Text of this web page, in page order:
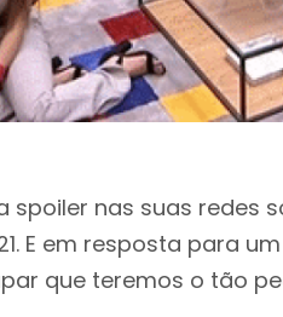
spoiler nas suas redes
E em resposta para
que teremos o tão